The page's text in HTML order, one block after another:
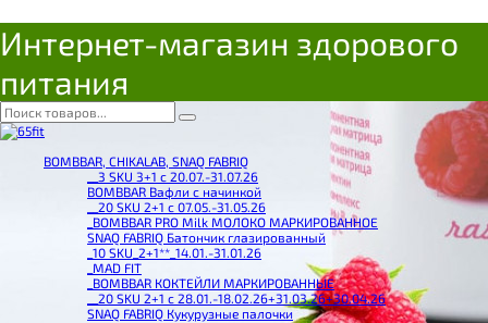
Интернет-магазин здорового
питания
BOMBBAR, CHIKALAB, SNAQ FABRIQ
__3 SKU 3+1 с 20.07.-31.07.26
BOMBBAR Вафли с начинкой
__20 SKU 2+1 с 07.05.-31.05.26
_BOMBBAR PRO Milk МОЛОКО МАРКИРОВАННОЕ
SNAQ FABRIQ Батончик глазированный
_10 SKU_2+1**_14.01.-31.01.26
_MAD FIT
_BOMBBAR КОКТЕЙЛИ МАРКИРОВАННЫЕ
__20 SKU 2+1 с 28.01.-18.02.26+31.03.26+30.04.26
SNAQ FABRIQ Кукурузные палочки